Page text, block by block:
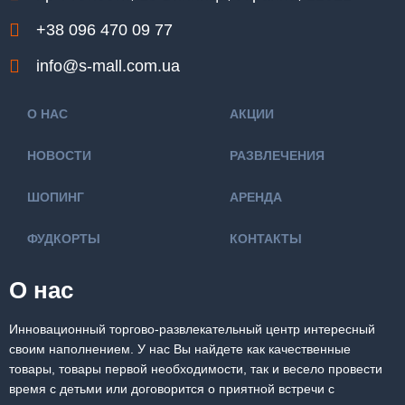
+38 096 470 09 77
info@s-mall.com.ua
О НАС
НОВОСТИ
ШОПИНГ
ФУДКОРТЫ
АКЦИИ
РАЗВЛЕЧЕНИЯ
АРЕНДА
КОНТАКТЫ
О нас
Инновационный торгово-развлекательный центр интересный
своим наполнением. У нас Вы найдете как качественные
товары, товары первой необходимости, так и весело провести
время с детьми или договорится о приятной встречи с